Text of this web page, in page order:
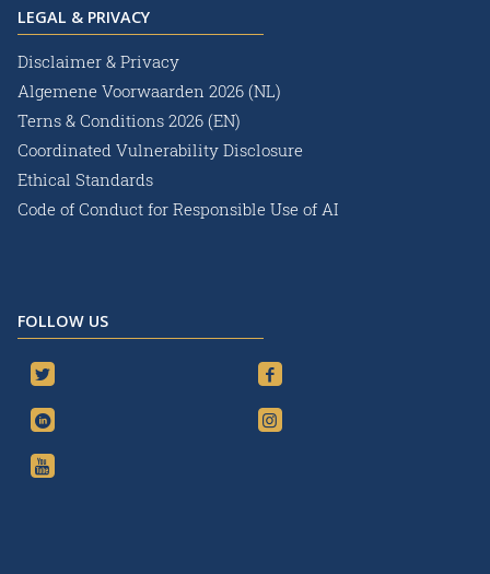
LEGAL & PRIVACY
Disclaimer & Privacy
Algemene Voorwaarden 2026 (NL)
Terns & Conditions 2026 (EN)
Coordinated Vulnerability Disclosure
Ethical Standards
Code of Conduct for Responsible Use of AI
FOLLOW US